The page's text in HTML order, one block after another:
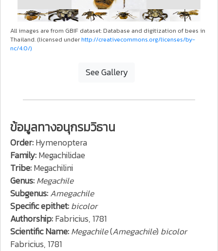
All images are from GBIF dataset: Database and digitization of bees in
Thailand. (licensed underhttp://creativecommons.org/licenses/by-
nc/4.0/)
See Gallery
ข้อมูลทางอนุกรมวิธาน
Order:Hymenoptera
Family:Megachilidae
Tribe:Megachilini
Genus:Megachile
Subgenus:Amegachile
Specific epithet:bicolor
Authorship:Fabricius, 1781
Scientific Name:Megachile(Amegachile) bicolor
Fabricius, 1781